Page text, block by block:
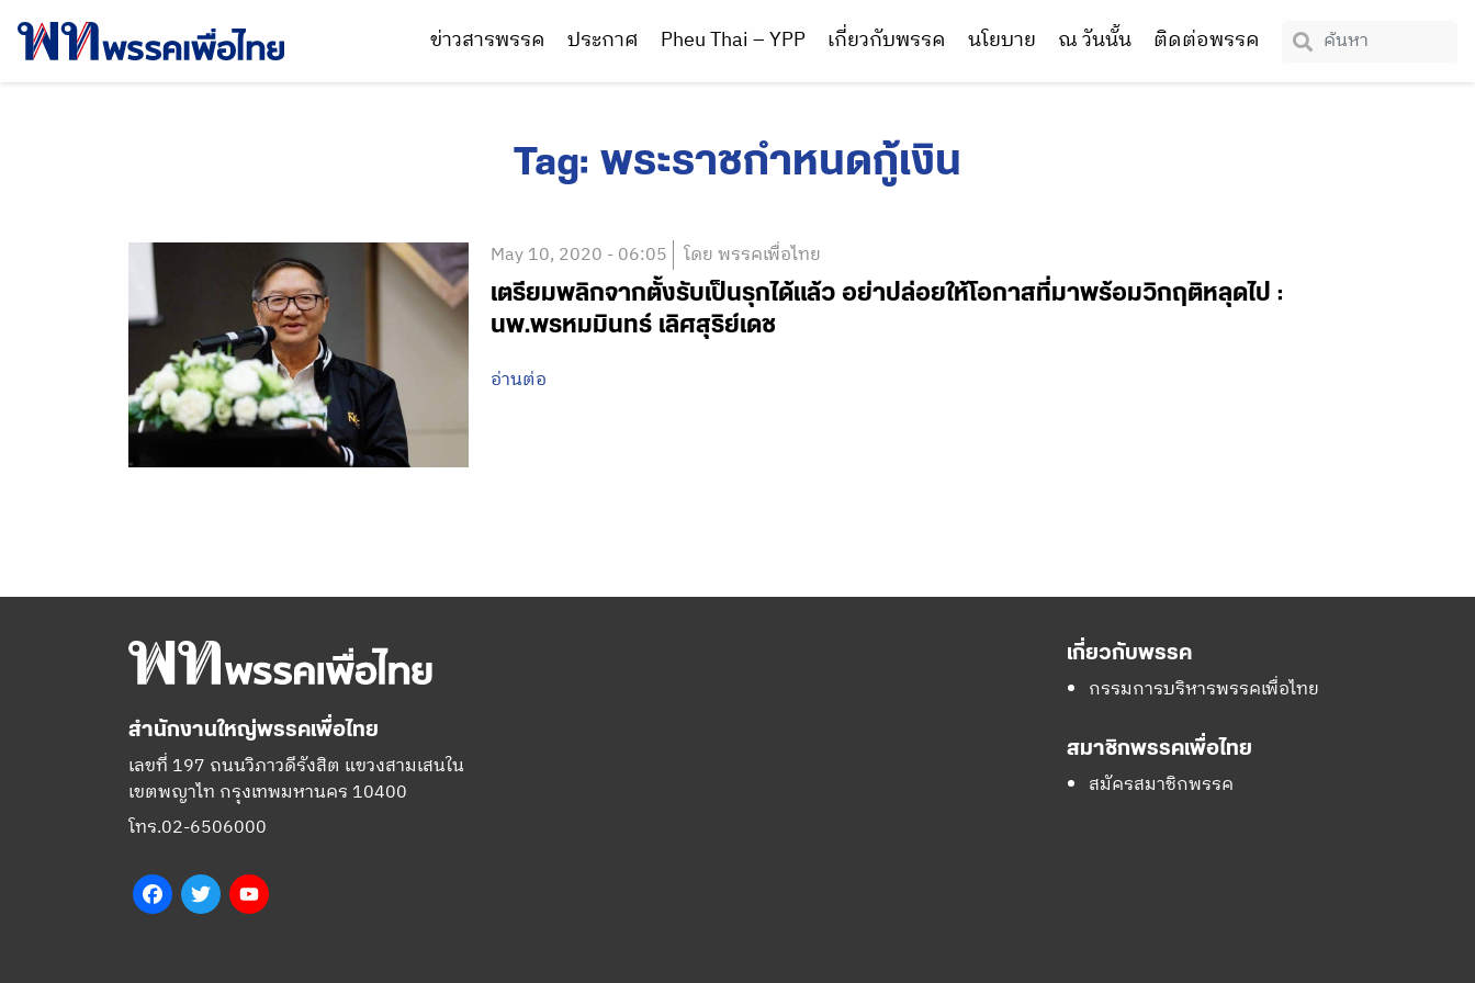
ข่าวสารพรรค ประกาศ Pheu Thai – YPP เกี่ยวกับพรรค นโยบาย ณ วันนั้น ติดต่อพรรค
Tag: พระราชกำหนดกู้เงิน
May 10, 2020 - 06:05 โดย พรรคเพื่อไทย
เตรียมพลิกจากตั้งรับเป็นรุกได้แล้ว อย่าปล่อยให้โอกาสที่มาพร้อมวิกฤติหลุดไป :
นพ.พรหมมินทร์ เลิศสุริย์เดช
อ่านต่อ
สำนักงานใหญ่พรรคเพื่อไทย
เลขที่ 197 ถนนวิภาวดีรังสิต แขวงสามเสนใน
เขตพญาไท กรุงเทพมหานคร 10400
โทร.02-6506000
FacebookTwitter
เกี่ยวกับพรรค
กรรมการบริหารพรรคเพื่อไทย
สมาชิกพรรคเพื่อไทย
สมัครสมาชิกพรรค